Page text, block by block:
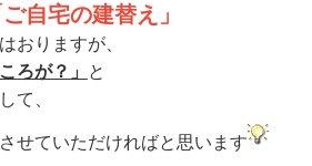
ご自宅の建替え」
おりますが、
ろが？」
と
て、
せていただければと思います